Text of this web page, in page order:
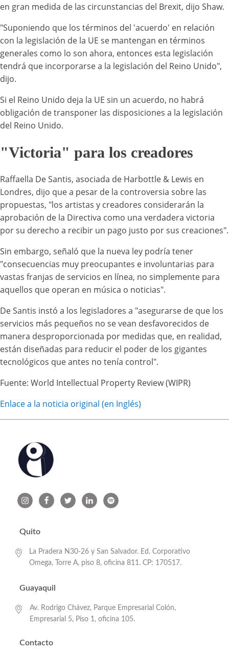
en gran medida de las circunstancias del Brexit, dijo Shaw.
"Suponiendo que los términos del 'acuerdo' en relación
con la legislación de la UE se mantengan en términos
generales como lo son ahora, entonces esta legislación
tendrá que incorporarse a la legislación del Reino Unido",
dijo.
Si el Reino Unido deja la UE sin un acuerdo, no habrá
obligación de transponer las disposiciones a la legislación
del Reino Unido.
"Victoria" para los creadores
Raffaella De Santis, asociada de Harbottle & Lewis en
Londres, dijo que a pesar de la controversia sobre las
propuestas, "los artistas y creadores considerarán la
aprobación de la Directiva como una verdadera victoria
por su derecho a recibir un pago justo por sus creaciones".
Sin embargo, señaló que la nueva ley podría tener
"consecuencias muy preocupantes e involuntarias para
vastas franjas de servicios en línea, no simplemente para
aquellos que operan en música o noticias".
De Santis instó a los legisladores a "asegurarse de que los
servicios más pequeños no se vean desfavorecidos de
manera desproporcionada por medidas que, en realidad,
están diseñadas para reducir el poder de los gigantes
tecnológicos que antes no tenía control".
Fuente: World Intellectual Property Review (WIPR)
Enlace a la noticia original (en Inglés)
Quito
La Pradera N30-26 y San Salvador. Ed. Corporativo
Omega, Torre A, piso 8, oficina 811. CP: 170517.
Guayaquil
Av. Rodrigo Chávez, Parque Empresarial Colón,
Empresarial 5, Piso 1, oficina 105.
Contacto